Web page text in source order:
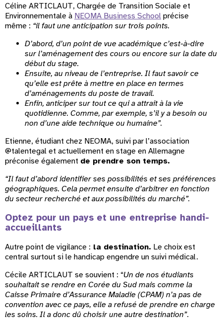
Céline ARTICLAUT, Chargée de Transition Sociale et
Environnementale à NEOMA Business School précise
même : “il faut une anticipation sur trois points.
D’abord, d’un point de vue académique c’est-à-dire
sur l’aménagement des cours ou encore sur la date du
début du stage.
Ensuite, au niveau de l’entreprise. Il faut savoir ce
qu’elle est prête à mettre en place en termes
d’aménagements du poste de travail.
Enfin, anticiper sur tout ce qui a attrait à la vie
quotidienne. Comme, par exemple, s’il y a besoin ou
non d’une aide technique ou humaine”.
Etienne, étudiant chez NEOMA, suivi par l’association
@talentegal et actuellement en stage en Allemagne
préconise également de prendre son temps.
“Il faut d’abord identifier ses possibilités et ses préférences
géographiques. Cela permet ensuite d’arbitrer en fonction
du secteur recherché et aux possibilités du marché”.
Optez pour un pays et une entreprise handi-
accueillants
Autre point de vigilance : la destination. Le choix est
central surtout si le handicap engendre un suivi médical.
Cécile ARTICLAUT se souvient : “Un de nos étudiants
souhaitait se rendre en Corée du Sud mais comme la
Caisse Primaire d’Assurance Maladie (CPAM) n’a pas de
convention avec ce pays, elle a refusé de prendre en charge
les soins. Il a donc dû choisir une autre destination”.